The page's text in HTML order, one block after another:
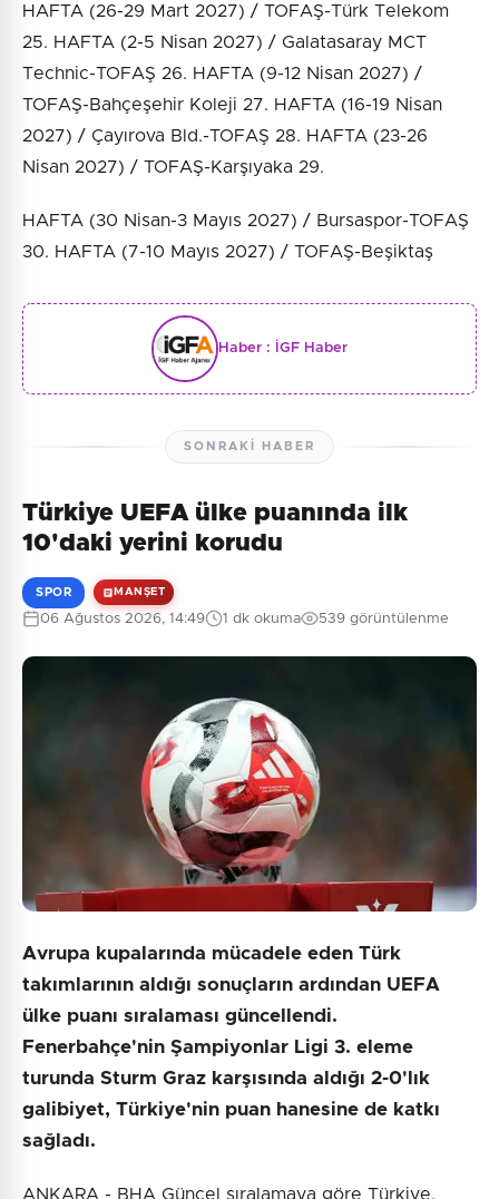
HAFTA (26-29 Mart 2027) / TOFAŞ-Türk Telekom
25. HAFTA (2-5 Nisan 2027) / Galatasaray MCT
Technic-TOFAŞ 26. HAFTA (9-12 Nisan 2027) /
TOFAŞ-Bahçeşehir Koleji 27. HAFTA (16-19 Nisan
2027) / Çayırova Bld.-TOFAŞ 28. HAFTA (23-26
Nisan 2027) / TOFAŞ-Karşıyaka 29.
HAFTA (30 Nisan-3 Mayıs 2027) / Bursaspor-TOFAŞ
30. HAFTA (7-10 Mayıs 2027) / TOFAŞ-Beşiktaş
Haber : İGF Haber
SONRAKI HABER
Türkiye UEFA ülke puanında ilk
10'daki yerini korudu
SPOR MANŞET
06 Ağustos 2026, 14:49 1 dk okuma 539 görüntülenme
Avrupa kupalarında mücadele eden Türk
takımlarının aldığı sonuçların ardından UEFA
ülke puanı sıralaması güncellendi.
Fenerbahçe'nin Şampiyonlar Ligi 3. eleme
turunda Sturm Graz karşısında aldığı 2-0'lık
galibiyet, Türkiye'nin puan hanesine de katkı
sağladı.
ANKARA - BHA Güncel sıralamaya göre Türkiye,